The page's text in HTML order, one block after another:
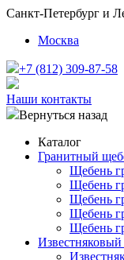
Санкт-Петербург и
Москва
+7 (812) 309-87-58
Наши контакты
Вернуться назад
Каталог
Гранитный
Щебень
Щебень
Щебень
Щебень
Щебень